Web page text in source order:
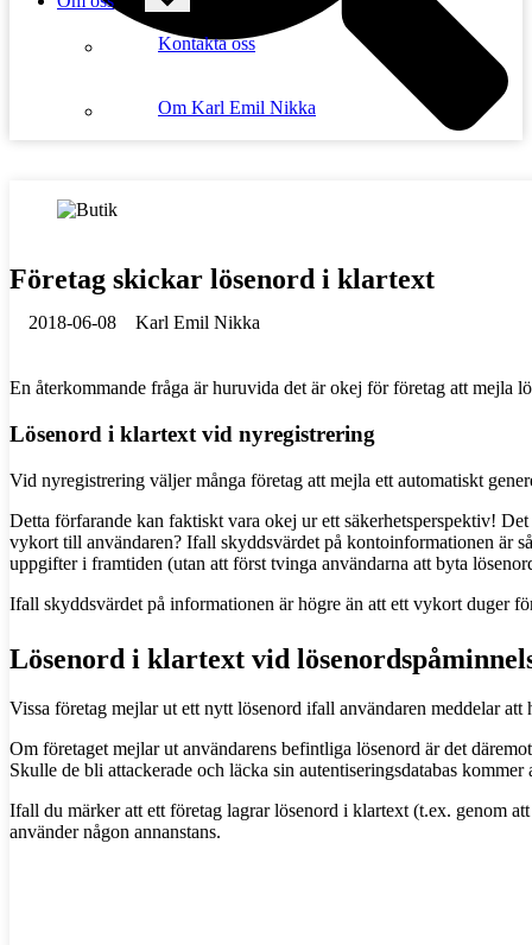
Kontakta oss
Om Karl Emil Nikka
Företag skickar lösenord i klartext
2018-06-08 Karl Emil Nikka
En återkommande fråga är huruvida det är okej för företag att mejla
Lösenord i klartext vid nyregistrering
Vid nyregistrering väljer många företag att mejla ett automatiskt
Detta förfarande kan faktiskt vara okej ur ett säkerhetsperspektiv!
vykort till användaren? Ifall skyddsvärdet på kontoinformationen är
uppgifter i framtiden (utan att först tvinga användarna att byta
Ifall skyddsvärdet på informationen är högre än att ett vykort duger
Lösenord i klartext vid
Vissa företag mejlar ut ett nytt lösenord ifall användaren meddelar
Om företaget mejlar ut användarens befintliga lösenord är det
Skulle de bli attackerade och läcka sin autentiseringsdatabas
Ifall du märker att ett företag lagrar lösenord i klartext (t.ex. genom
använder någon annanstans.